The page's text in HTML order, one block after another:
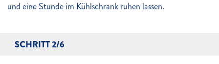
und eine Stunde im Kühlschrank ruhen lassen.
SCHRITT 2/6